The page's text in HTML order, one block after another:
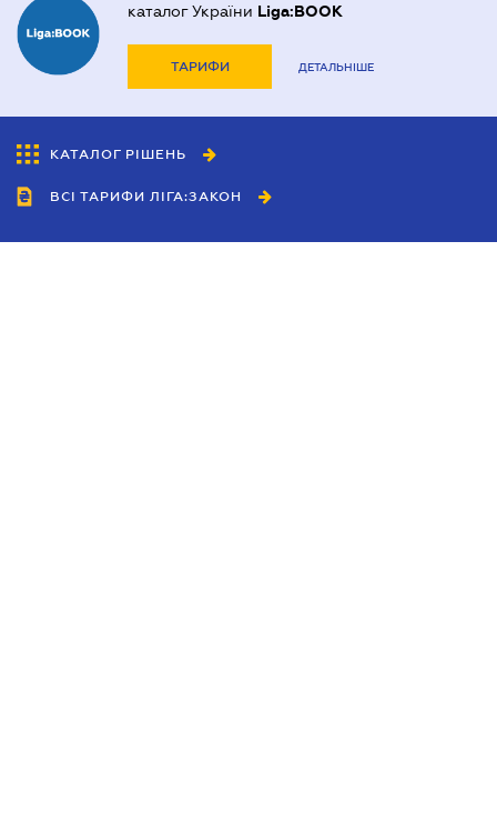
каталог України Liga:BOOK
ТАРИФИ ДЕТАЛЬНІШЕ
КАТАЛОГ РІШЕНЬ
ВСІ ТАРИФИ ЛІГА:ЗАКОН